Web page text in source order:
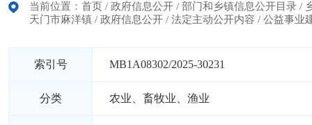
当前位置： 首页 / 政府信息公开 / 部门和乡镇信息公开目录 /
天门市麻洋镇 / 政府信息公开 / 法定主动公开内容 / 公益事业
索引号 MB1A08302/2025-30231
分类 农业、畜牧业、渔业